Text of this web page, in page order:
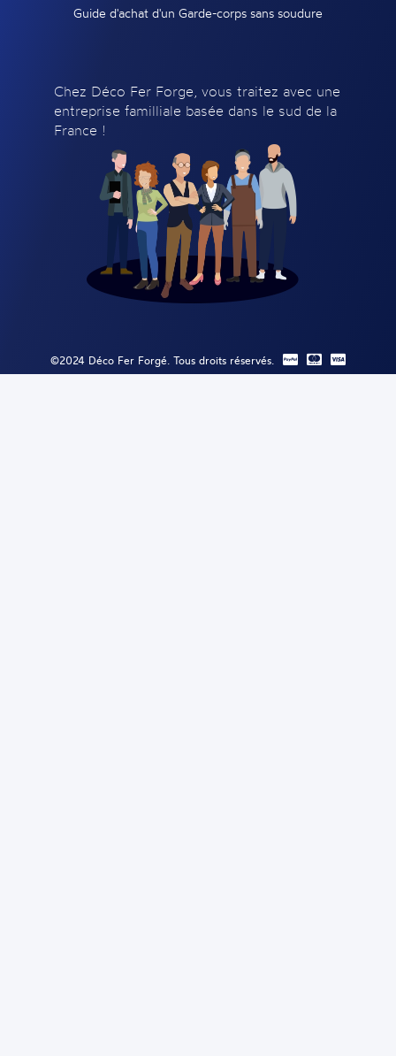
Guide d'achat d'un Garde-corps sans soudure
Chez Déco Fer Forge, vous traitez avec une
entreprise familliale basée dans le sud de la
France !
©2024 Déco Fer Forgé. Tous droits réservés.